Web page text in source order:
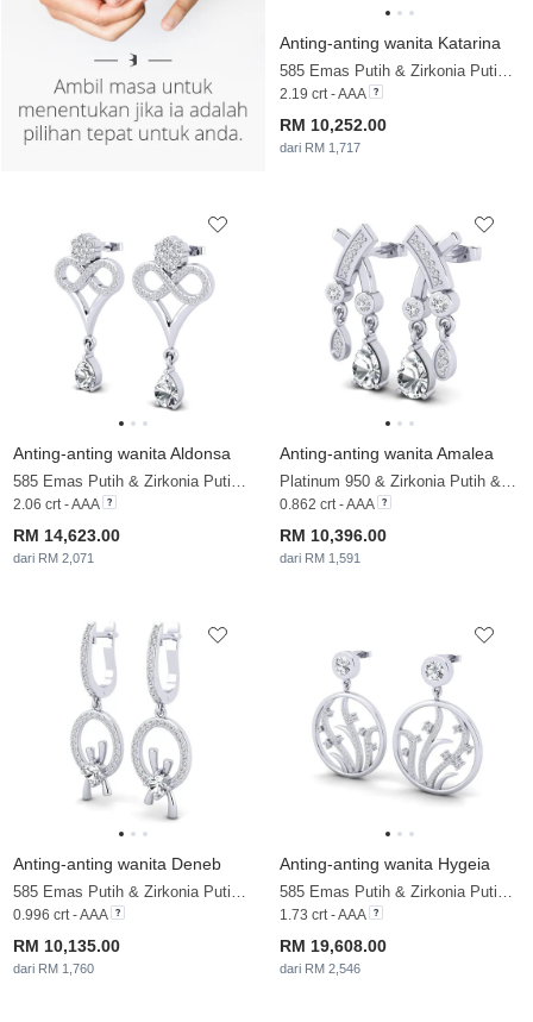
Anting-anting wanita Katarina
585 Emas Putih & Zirkonia Putih & Brillant
2.19 crt - AAA
RM 10,252.00
dari RM 1,717
Anting-anting wanita Aldonsa
585 Emas Putih & Zirkonia Putih & Berlian
2.06 crt - AAA
RM 14,623.00
dari RM 2,071
Anting-anting wanita Amalea
Platinum 950 & Zirkonia Putih & Berlian
0.862 crt - AAA
RM 10,396.00
dari RM 1,591
Anting-anting wanita Deneb
585 Emas Putih & Zirkonia Putih & Berlian
0.996 crt - AAA
RM 10,135.00
dari RM 1,760
Anting-anting wanita Hygeia
585 Emas Putih & Zirkonia Putih & Berlian
1.73 crt - AAA
RM 19,608.00
dari RM 2,546